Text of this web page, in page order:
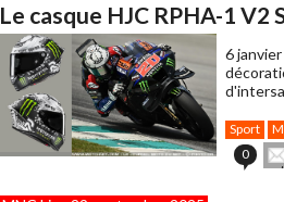
à
un
ami
Le casque HJC RPHA-1
6
Sport
0